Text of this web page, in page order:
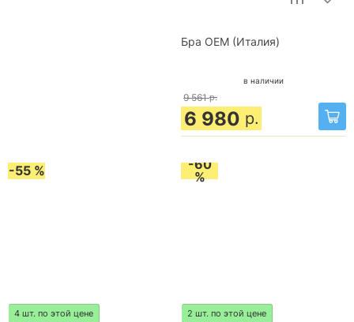
Бра OEM (Италия)
в наличии
9 561 р.
6 980 р.
-55 %
4 шт. по этой цене
-60
%
2 шт. по этой цене